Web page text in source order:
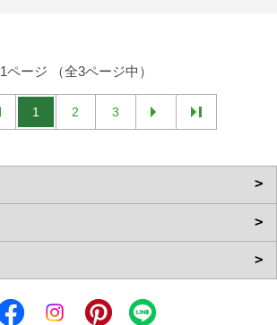
1ページ （全3ページ中）
1 2 3